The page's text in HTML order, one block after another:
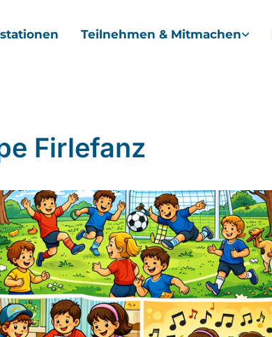
Teilnehmen & Mitmachen
Firlefanz